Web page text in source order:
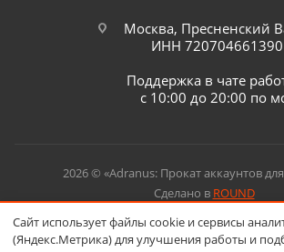
Москва, Пресненский
ИНН 720704661390
Поддержка в чате
с 10:00 до 20:00 по
2026 © «Adranus: Прокат аккаунтов для
Сделано в ROUND
Сайт использует файлы cookie и сервисы
(Яндекс.Метрика) для улучшения работы и